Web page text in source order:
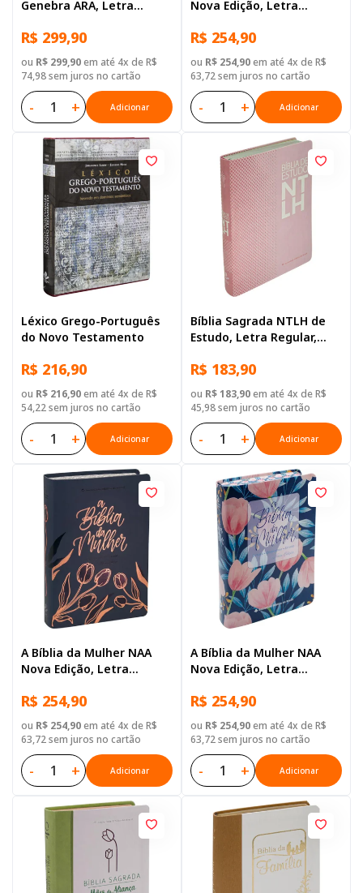
Genebra ARA, Letra
Couro Sintético Preta
R$ 299,90
ou R$ 299,90em até 4x de R$
74,98 sem juros no cartão
- + Adicionar
Nova Edição, Letra
anotação, com mapa,
Capa Couro Sintético
Laranja
R$ 254,90
ou R$ 254,90em até 4x de R$
63,72 sem juros no cartão
- + Adicionar
Léxico Grego-Português
do Novo Testamento
R$ 216,90
ou R$ 216,90em até 4x de R$
54,22 sem juros no cartão
- + Adicionar
Bíblia Sagrada NTLH de
Estudo, Letra Regular,
Sintético Rosa
R$ 183,90
ou R$ 183,90em até 4x de R$
45,98 sem juros no cartão
- + Adicionar
A Bíblia da Mulher NAA
Nova Edição, Letra
anotação, com mapa,
Tamanho Grande, Capa
Couro Sintético Azul
R$ 254,90
ou R$ 254,90em até 4x de R$
63,72 sem juros no cartão
- + Adicionar
A Bíblia da Mulher NAA
Nova Edição, Letra
anotação, com mapa,
Capa Couro Sintético Azul
Tulipa
R$ 254,90
ou R$ 254,90em até 4x de R$
63,72 sem juros no cartão
- + Adicionar